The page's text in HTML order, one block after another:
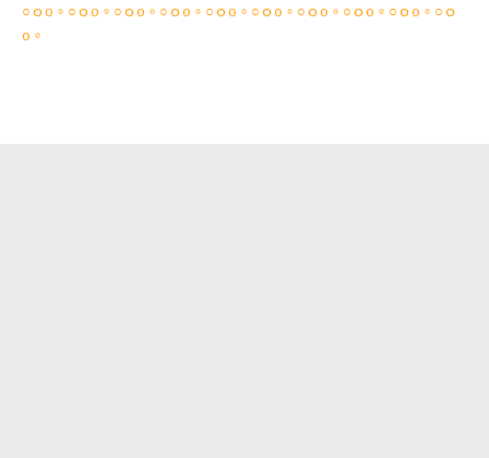
○ｏo。○ｏo。○ｏo。○ｏo。○ｏo。○ｏo。○ｏo。○ｏo。○ｏo。○ｏ
o。